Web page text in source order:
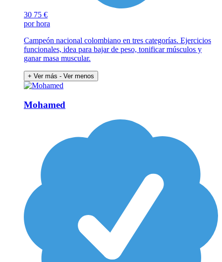
30 75 €
por hora
Campeón nacional colombiano en tres categorías. Ejercicios
funcionales, idea para bajar de peso, tonificar músculos y
ganar masa muscular.
+ Ver más - Ver menos
Mohamed